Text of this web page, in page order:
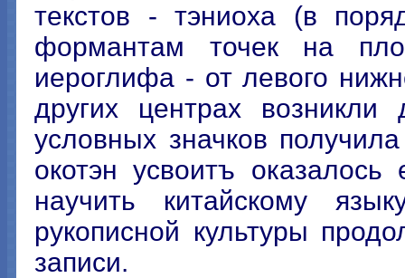
текстов - тэниоха (в
формантам точек на
иероглифа - от левого
других центрах
условных значков
окотэн усвоитъ
научить китайскому
рукописной культуры
записи.